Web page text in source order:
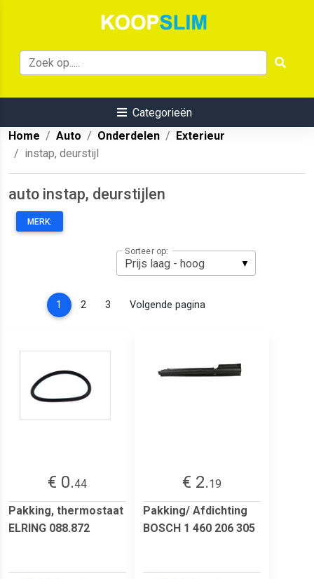
Categorieën
Home
Auto Onderdelen
Exterieur
instap, deurstijl
auto instap, deurstijlen
MERK:
Sorteer op:
1 (current)
2 3 Volgende pagina
€ 0.44
Pakking, thermostaat
ELRING 088.872
€ 2.19
Pakking/ Afdichting
BOSCH 1 460 206 305